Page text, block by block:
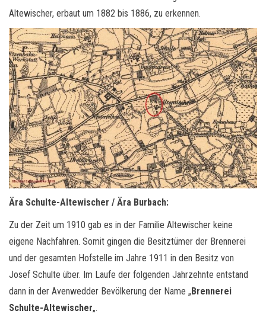
Altewischer, erbaut um 1882 bis 1886, zu erkennen.
Ära Schulte-Altewischer / Ära Burbach:
Zu der Zeit um 1910 gab es in der Familie Altewischer keine
eigene Nachfahren. Somit gingen die Besitztümer der Brennerei
und der gesamten Hofstelle im Jahre 1911 in den Besitz von
Josef Schulte über. Im Laufe der folgenden Jahrzehnte entstand
dann in der Avenwedder Bevölkerung der Name „Brennerei
Schulte-Altewischer„.